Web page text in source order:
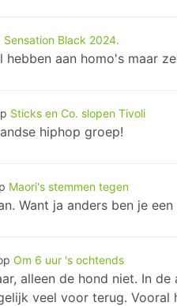
Sensation Black 2024.
hebben aan homo's maar
Sticks en Co. slopen Tivoli
hiphop groep!
Maori's stemmen tegen
Want ja anders ben je
Om 6 uur 's ochtends
alleen de hond niet. In
veel voor terug. Vooral